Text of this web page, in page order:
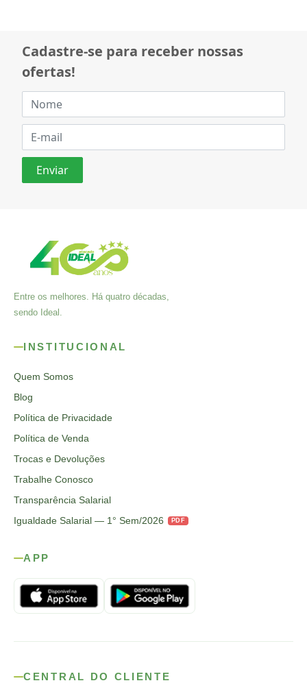
Cadastre-se para receber nossas
ofertas!
Entre os melhores. Há quatro décadas,
sendo Ideal.
INSTITUCIONAL
Quem Somos
Blog
Política de Privacidade
Política de Venda
Trocas e Devoluções
Trabalhe Conosco
Transparência Salarial
Igualdade Salarial — 1° Sem/2026
PDF
APP
CENTRAL DO CLIENTE